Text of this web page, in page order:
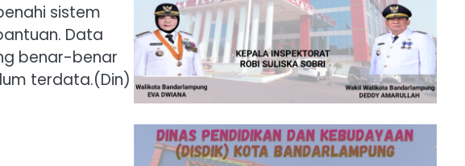
sistem
Data
benar-benar
terdata.(Din)